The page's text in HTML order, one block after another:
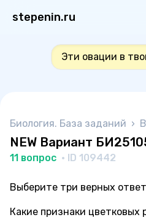
stepenin.ru
Эти овации в
Биология. База заданий ›
NEW Вариант
11 вопрос · ID 109442
Выберите три верных
Какие признаки